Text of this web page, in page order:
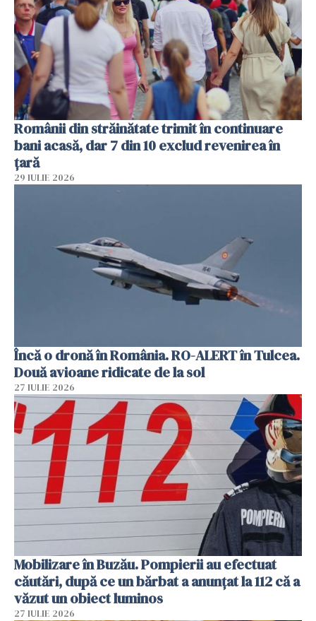
Românii din străinătate trimit în continuare
bani acasă, dar 7 din 10 exclud revenirea în
țară
29 IULIE 2026
Încă o dronă în România. RO-ALERT în Tulcea.
Două avioane ridicate de la sol
27 IULIE 2026
Mobilizare în Buzău. Pompierii au efectuat
căutări, după ce un bărbat a anunțat la 112 că a
văzut un obiect luminos
27 IULIE 2026